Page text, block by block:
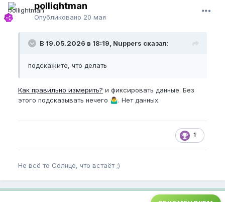
pollightman
Опубликовано 20 мая
В 19.05.2026 в 18:19, Nuppers сказал:
подскажите, что делать
Как правильно измерить? и фиксировать данные. Без
этого подсказывать нечего 🤷‍♂️. Нет данных.
1
Не всё то Солнце, что встаёт ;)